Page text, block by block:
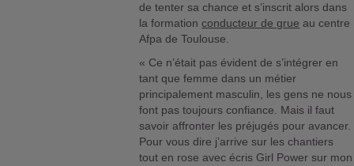
de tenter sa chance et s’inscrit alors dans
la formationconducteur de grue au centre
Afpa de Toulouse.
« Ce n’était pas évident de s’intégrer en
tant que femme dans un métier
principalement masculin, les gens ne nous
font pas toujours confiance. Mais il faut
savoir affronter les préjugés pour avancer.
Pour vous dire j’arrive sur les chantiers
tout en rose avec écris Girl Power sur mon